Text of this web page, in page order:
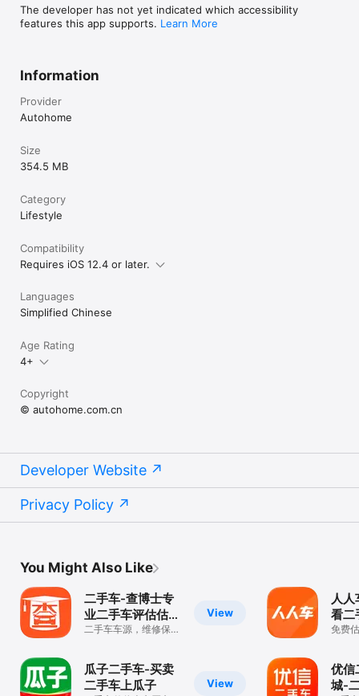
The developer has not yet indicated which accessibility
features this app supports. Learn More
Information
Provider
Autohome
Size
354.5 MB
Category
Lifestyle
Compatibility
Requires iOS 12.4 or later.
Languages
Simplified Chinese
Age Rating
4+
Copyright
© autohome.com.cn
Developer Website
Privacy Policy
You Might Also Like
View
二手车-查博士专
业二手车评估估价
估值鉴定软件
二手车车源，维修保养
View
瓜子二手车-买卖
二手车上瓜子
人
看二
免费
优信
城-